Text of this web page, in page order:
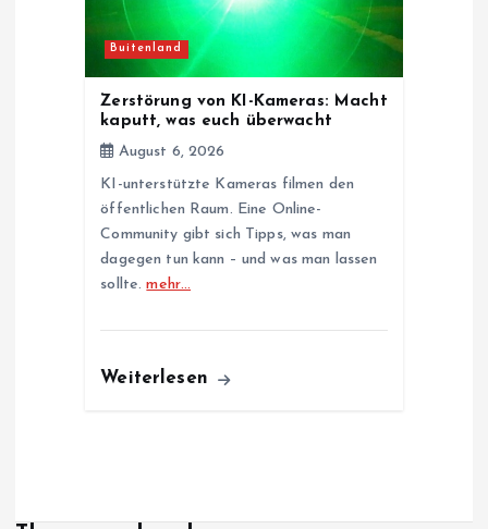
Buitenland
Zerstörung von KI-Kameras: Macht
kaputt, was euch überwacht
August 6, 2026
KI-unterstützte Kameras filmen den
öffentlichen Raum. Eine Online-
Community gibt sich Tipps, was man
dagegen tun kann – und was man lassen
sollte.mehr…
Weiterlesen